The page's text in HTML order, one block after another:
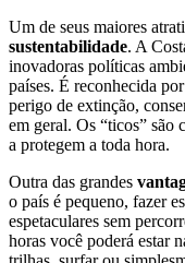
Um de seus maiores
sustentabilidade. A
inovadoras políticas
países. É reconhecida
perigo de extinção,
em geral. Os “ticos” são
a protegem a toda hora.
Outra das grandes
o país é pequeno, fazer
espetaculares sem
horas você poderá estar